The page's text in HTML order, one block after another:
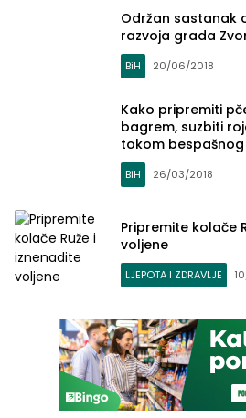
Održan sastanak
razvoja grada
BiH 20/06/2018
Kako pripremiti
bagrem, suzbiti
tokom
potencijal?
BiH 26/03/2018
Pripremite kolače
voljene
LJEPOTA I ZDRAVLJE